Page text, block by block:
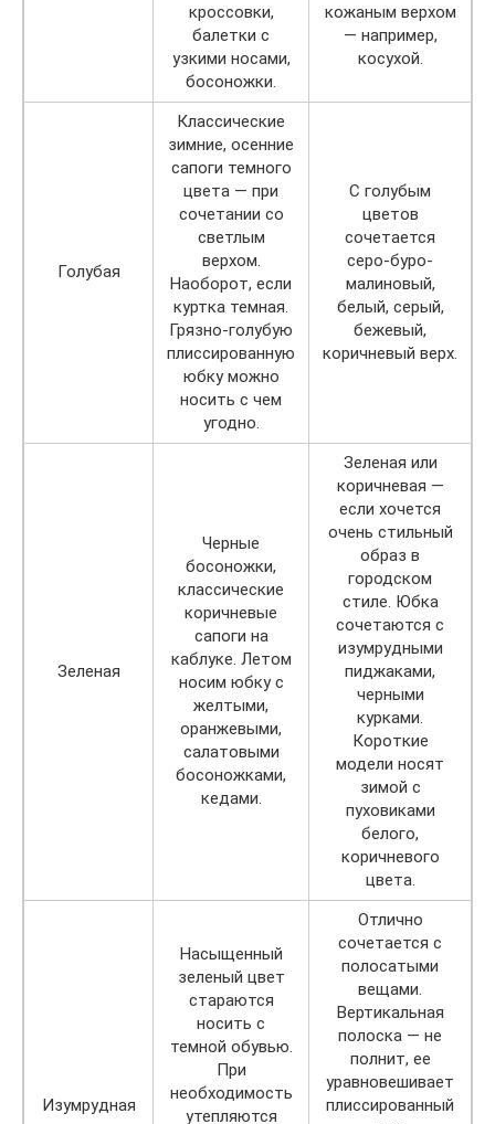
кроссовки,
балетки с
узкими носами,
босоножки.
кожаным верхом
— например,
косухой.
Голубая
Классические
зимние, осенние
сапоги темного
цвета — при
сочетании со
светлым
верхом.
Наоборот, если
куртка темная.
Грязно-голубую
плиссированную
юбку можно
носить с чем
угодно.
С голубым
цветов
сочетается
серо-буро-
малиновый,
белый, серый,
бежевый,
коричневый верх.
Зеленая
Черные
босоножки,
классические
коричневые
сапоги на
каблуке. Летом
носим юбку с
желтыми,
оранжевыми,
салатовыми
босоножками,
кедами.
Зеленая или
коричневая —
если хочется
очень стильный
образ в
городском
стиле. Юбка
сочетаются с
изумрудными
пиджаками,
черными
курками.
Короткие
модели носят
зимой с
пуховиками
белого,
коричневого
цвета.
Изумрудная
Насыщенный
зеленый цвет
стараются
носить с
темной обувью.
При
необходимость
утепляются
Отлично
сочетается с
полосатыми
вещами.
Вертикальная
полоска — не
полнит, ее
уравновешивает
плиссированный